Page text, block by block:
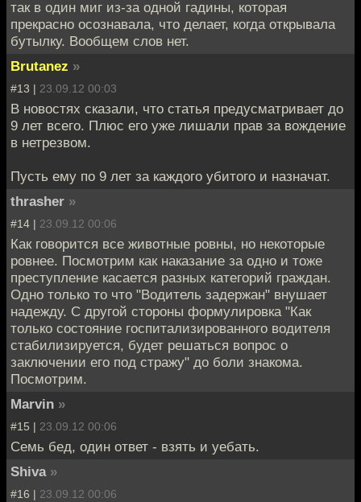
так в один миг из-за одной гадины, которая
прекрасно осознавала, что делает, когда открывала
бутылку. Вообщем слов нет.
Brutanez »
#13 | 23.09.12 00:03
В новостях сказали, что статья предусматривает до
9 лет всего. Плюс его уже лишали прав за вождение
в нетрезвом.
Пусть ему по 9 лет за каждого убитого и назначат.
thrasher »
#14 | 23.09.12 00:06
Как говорится все животные ровны, но некоторые
ровнее. Посмотрим как наказание за одно и тоже
преступление касается разных категорий граждан.
Одно только то что "Водитель задержан" внушает
надежду. С другой стороны формулировка "Как
только состояние госпитализированного водителя
стабилизируется, будет решаться вопрос о
заключении его под стражу" до боли знакома.
Посмотрим.
Marvin »
#15 | 23.09.12 00:06
Семь бед, один ответ - взять и уебать.
Shiva »
#16 | 23.09.12 00:06